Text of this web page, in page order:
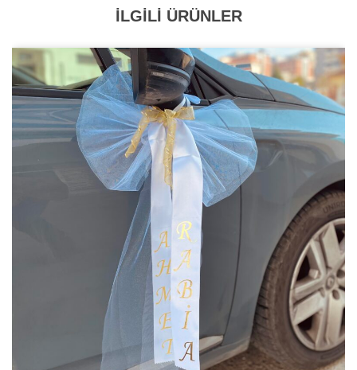
İLGİLİ ÜRÜNLER